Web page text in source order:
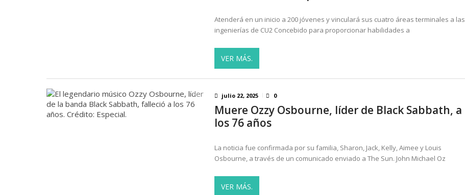
Atenderá en un inicio a 200 jóvenes y vinculará sus cuatro áreas terminales a las
ingenierías de CU2 Concebido para proporcionar habilidades a
VER MÁS.
julio 22, 2025 0
Muere Ozzy Osbourne, líder de Black Sabbath, a
los 76 años
La noticia fue confirmada por su familia, Sharon, Jack, Kelly, Aimee y Louis
Osbourne, a través de un comunicado enviado a The Sun. John Michael Oz
VER MÁS.